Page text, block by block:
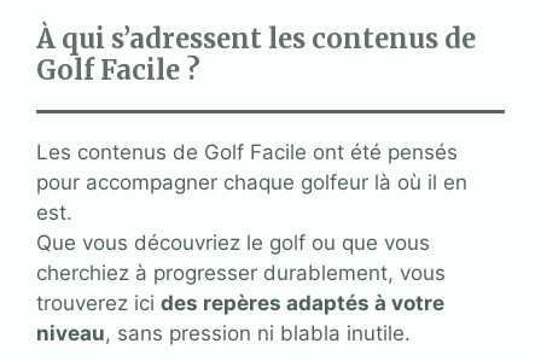
À qui s’adressent les contenus de
Golf Facile ?
Les contenus de Golf Facile ont été pensés
pour accompagner chaque golfeur là où il en
est.
Que vous découvriez le golf ou que vous
cherchiez à progresser durablement, vous
trouverez ici des repères adaptés à votre
niveau, sans pression ni blabla inutile.